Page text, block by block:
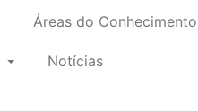
Áreas do Conhecimento
Notícias